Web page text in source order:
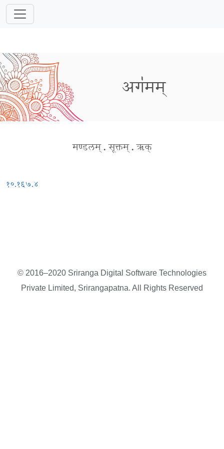
अग॑मम्
मण्डलम् . सूक्तम् . ऋक्
१०.१६७.४
© 2016–2020 Sriranga Digital Software Technologies
Private Limited, Srirangapatna. All Rights Reserved